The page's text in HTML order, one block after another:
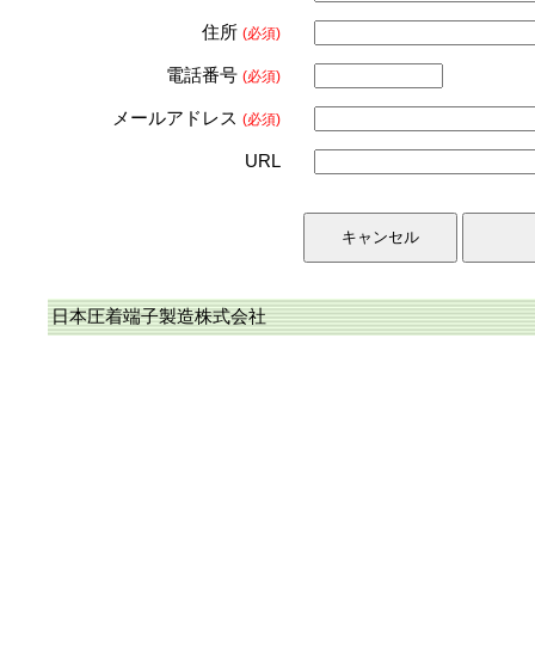
住所 (必須)
電話番号 (必須)
メールアドレス (必須)
URL
日本圧着端子製造株式会社